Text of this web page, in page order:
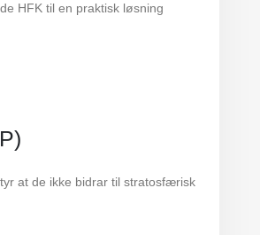
HFK til en praktisk løsning
at de ikke bidrar til stratosfærisk